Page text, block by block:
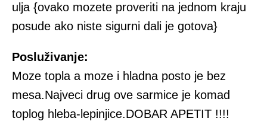
ulja {ovako mozete proveriti na jednom kraju
posude ako niste sigurni dali je gotova}
Posluživanje:
Moze topla a moze i hladna posto je bez
mesa.Najveci drug ove sarmice je komad
toplog hleba-lepinjice.DOBAR APETIT !!!!